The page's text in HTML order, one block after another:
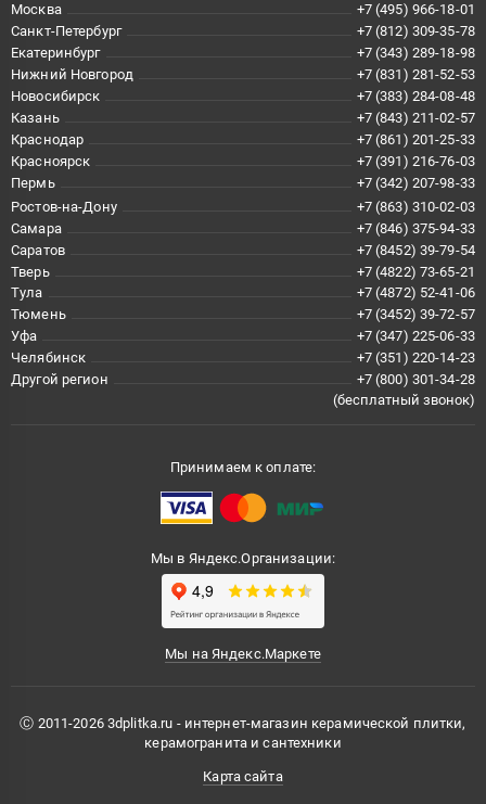
Москва
+7 (495) 966-18-01
Санкт-Петербург
+7 (812) 309-35-78
Екатеринбург
+7 (343) 289-18-98
Нижний Новгород
+7 (831) 281-52-53
Новосибирск
+7 (383) 284-08-48
Казань
+7 (843) 211-02-57
Краснодар
+7 (861) 201-25-33
Красноярск
+7 (391) 216-76-03
Пермь
+7 (342) 207-98-33
Ростов-на-Дону
+7 (863) 310-02-03
Самара
+7 (846) 375-94-33
Саратов
+7 (8452) 39-79-54
Тверь
+7 (4822) 73-65-21
Тула
+7 (4872) 52-41-06
Тюмень
+7 (3452) 39-72-57
Уфа
+7 (347) 225-06-33
Челябинск
+7 (351) 220-14-23
Другой регион
+7 (800) 301-34-28
(бесплатный звонок)
Принимаем к оплате:
Мы в Яндекс.Организации:
Мы на Яндекс.Маркете
Ⓒ 2011-2026 3dplitka.ru - интернет-магазин керамической плитки,
керамогранита и сантехники
Карта сайта